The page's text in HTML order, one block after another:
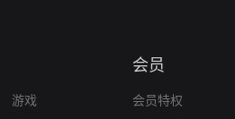
游戏
会员
会员特权